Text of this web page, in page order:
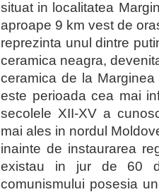
situat in localitatea
aproape 9 km vest de
reprezinta unul dintre
ceramica neagra,
ceramica de la
este perioada cea mai
secolele XII-XV a
mai ales in nordul
inainte de instaurarea
existau in jur de 60
comunismului posesia